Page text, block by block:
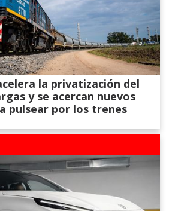
la privatización del
y se acercan nuevos
pulsear por los trenes